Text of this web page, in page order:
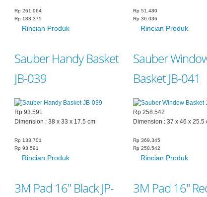
Rp 261.964
Rp 183.375
Rincian Produk
Rp 51.480
Rp 36.036
Rincian Produk
Sauber Handy Basket
JB-039
Rp 93.591
Dimension : 38 x 33 x 17.5 cm
Rp 133.701
Rp 93.591
Rincian Produk
Sauber
Basket JB-041
Rp 258.542
Dimension : 37 x 46 x 25.5
Rp 369.345
Rp 258.542
Rincian Produk
3M Pad 16" Black JP-
3M Pad 16"